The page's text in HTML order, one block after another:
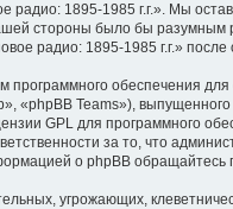
1895-1985 г.г.». Мы
стороны было бы разумным
радио: 1895-1985 г.г.»
обеспечения
«phpBB Teams»),
GPL для программного
за то, что
о phpBB обращайтесь
угрожающих,